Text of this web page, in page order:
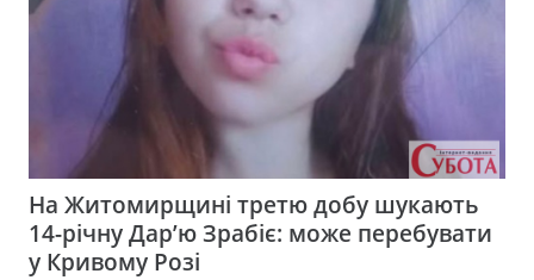
На Житомирщині третю добу шукають
14-річну Дар’ю Зрабіє: може перебувати
у Кривому Розі